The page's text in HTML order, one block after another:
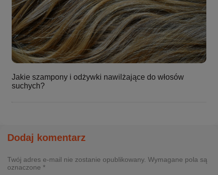
Jakie szampony i odżywki nawilżające do włosów
suchych?
Dodaj komentarz
Twój adres e-mail nie zostanie opublikowany. Wymagane pola są
oznaczone *